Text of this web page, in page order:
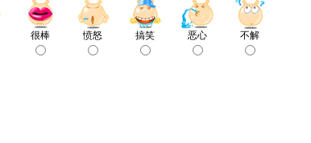
很棒 愤怒 搞笑 恶心 不解